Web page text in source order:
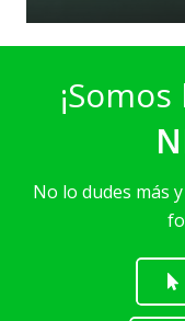
No lo dudes más